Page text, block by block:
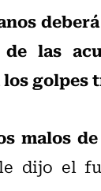
las
golpes
malos
dijo el